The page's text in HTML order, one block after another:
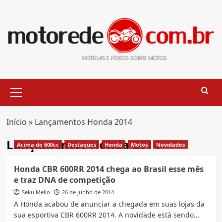
content
Menu
Início » Lançamentos Honda 2014
Lançamentos Honda 2014
Acima de 600cc Destaques Honda Motos Novidades
Honda CBR 600RR 2014 chega ao Brasil esse mês
e traz DNA de competição
Seku Mello 26 de junho de 2014
A Honda acabou de anunciar a chegada em suas lojas da
sua esportiva CBR 600RR 2014. A novidade está sendo...